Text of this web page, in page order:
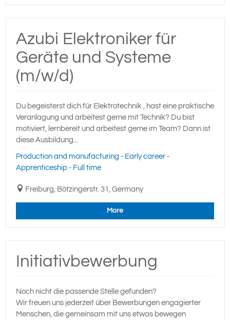
Azubi Elektroniker für
Geräte und Systeme
(m/w/d)
Du begeisterst dich für Elektrotechnik , hast eine praktische
Veranlagung und arbeitest gerne mit Technik? Du bist
motiviert, lernbereit und arbeitest gerne im Team? Dann ist
diese Ausbildung...
Production and manufacturing - Early career -
Apprenticeship - Full time
Freiburg, Bötzingerstr. 31, Germany
More
Initiativbewerbung
Noch nicht die passende Stelle gefunden?
Wir freuen uns jederzeit über Bewerbungen engagierter
Menschen, die gemeinsam mit uns etwas bewegen